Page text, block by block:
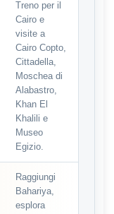
Treno per il
Cairo e
visite a
Cairo Copto,
Cittadella,
Moschea di
Alabastro,
Khan El
Khalili e
Museo
Egizio.
Raggiungi
Bahariya,
esplora